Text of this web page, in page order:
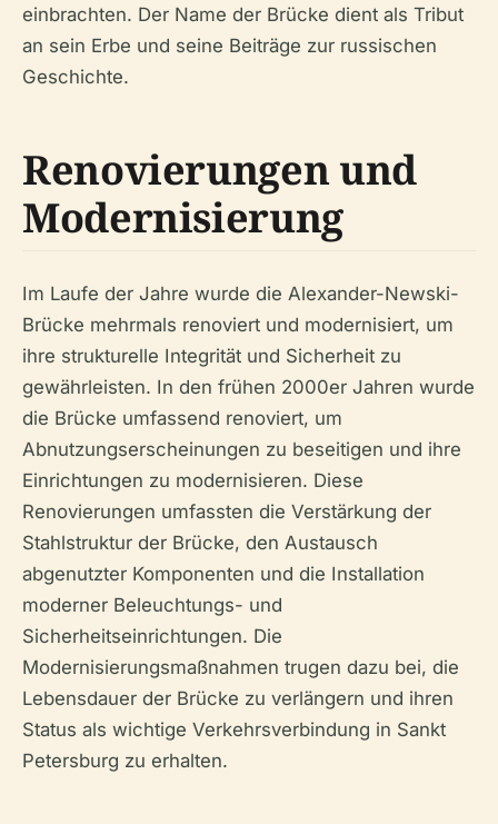
einbrachten. Der Name der Brücke dient als Tribut
an sein Erbe und seine Beiträge zur russischen
Geschichte.
Renovierungen und
Modernisierung
Im Laufe der Jahre wurde die Alexander-Newski-
Brücke mehrmals renoviert und modernisiert, um
ihre strukturelle Integrität und Sicherheit zu
gewährleisten. In den frühen 2000er Jahren wurde
die Brücke umfassend renoviert, um
Abnutzungserscheinungen zu beseitigen und ihre
Einrichtungen zu modernisieren. Diese
Renovierungen umfassten die Verstärkung der
Stahlstruktur der Brücke, den Austausch
abgenutzter Komponenten und die Installation
moderner Beleuchtungs- und
Sicherheitseinrichtungen. Die
Modernisierungsmaßnahmen trugen dazu bei, die
Lebensdauer der Brücke zu verlängern und ihren
Status als wichtige Verkehrsverbindung in Sankt
Petersburg zu erhalten.